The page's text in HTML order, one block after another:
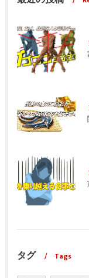
タグ Tags